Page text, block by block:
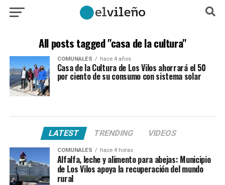
All posts tagged "casa de la cultura"
COMUNALES hace 4 años
Casa de la Cultura de Los Vilos ahorrará el 50
por ciento de su consumo con sistema solar
LATEST TRENDING VIDEOS
COMUNALES hace 4 horas
Alfalfa, leche y alimento para abejas: Municipio
de Los Vilos apoya la recuperación del mundo
rural